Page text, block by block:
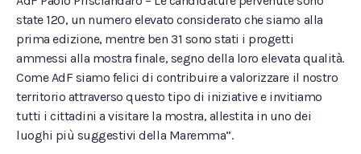
state 120, un numero elevato considerato che siamo alla
prima edizione, mentre ben 31 sono stati i progetti
ammessi alla mostra finale, segno della loro elevata qualità.
Come AdF siamo felici di contribuire a valorizzare il nostro
territorio attraverso questo tipo di iniziative e invitiamo
tutti i cittadini a visitare la mostra, allestita in uno dei
luoghi più suggestivi della Maremma”.